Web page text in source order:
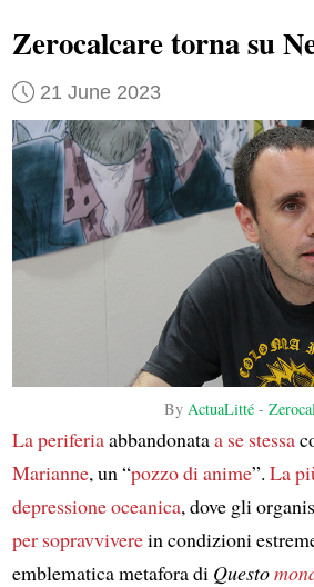
Zerocalcare torna su
21 June 2023
ByActuaLitté -
La periferiaabbandonataa se stessa
Marianne, un “pozzo di anime”. La
depressione oceanica, dove gli
per sopravviverein condizioni
emblematica metafora di Questo